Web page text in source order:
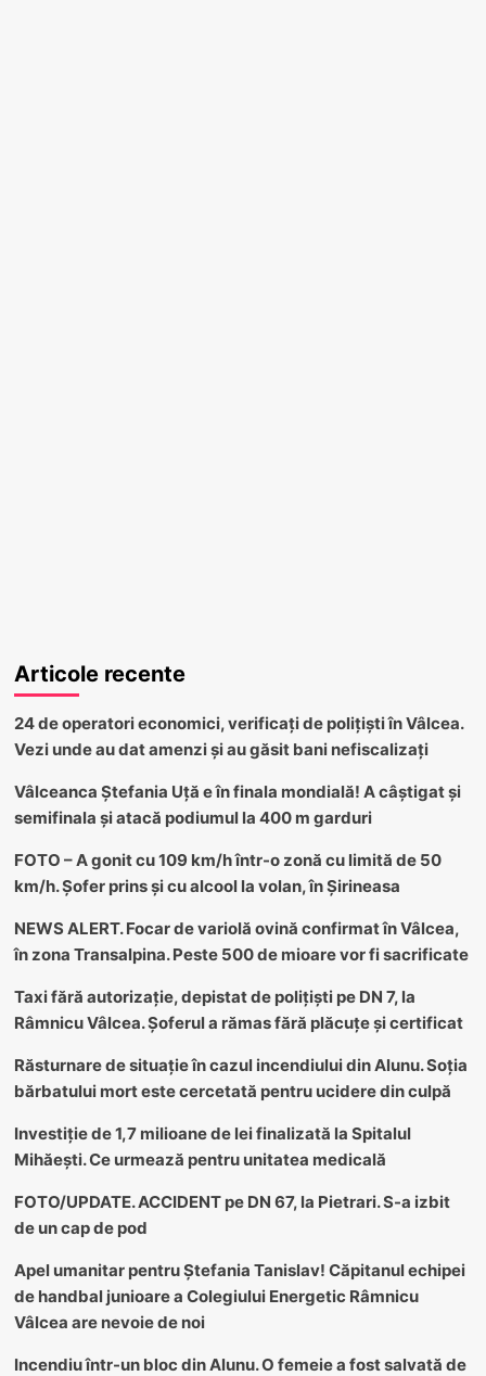
Articole recente
24 de operatori economici, verificați de polițiști în Vâlcea.
Vezi unde au dat amenzi și au găsit bani nefiscalizați
Vâlceanca Ștefania Uță e în finala mondială! A câștigat și
semifinala și atacă podiumul la 400 m garduri
FOTO – A gonit cu 109 km/h într-o zonă cu limită de 50
km/h. Șofer prins și cu alcool la volan, în Șirineasa
NEWS ALERT. Focar de variolă ovină confirmat în Vâlcea,
în zona Transalpina. Peste 500 de mioare vor fi sacrificate
Taxi fără autorizație, depistat de polițiști pe DN 7, la
Râmnicu Vâlcea. Șoferul a rămas fără plăcuțe și certificat
Răsturnare de situație în cazul incendiului din Alunu. Soția
bărbatului mort este cercetată pentru ucidere din culpă
Investiție de 1,7 milioane de lei finalizată la Spitalul
Mihăești. Ce urmează pentru unitatea medicală
FOTO/UPDATE. ACCIDENT pe DN 67, la Pietrari. S-a izbit
de un cap de pod
Apel umanitar pentru Ștefania Tanislav! Căpitanul echipei
de handbal junioare a Colegiului Energetic Râmnicu
Vâlcea are nevoie de noi
Incendiu într-un bloc din Alunu. O femeie a fost salvată de